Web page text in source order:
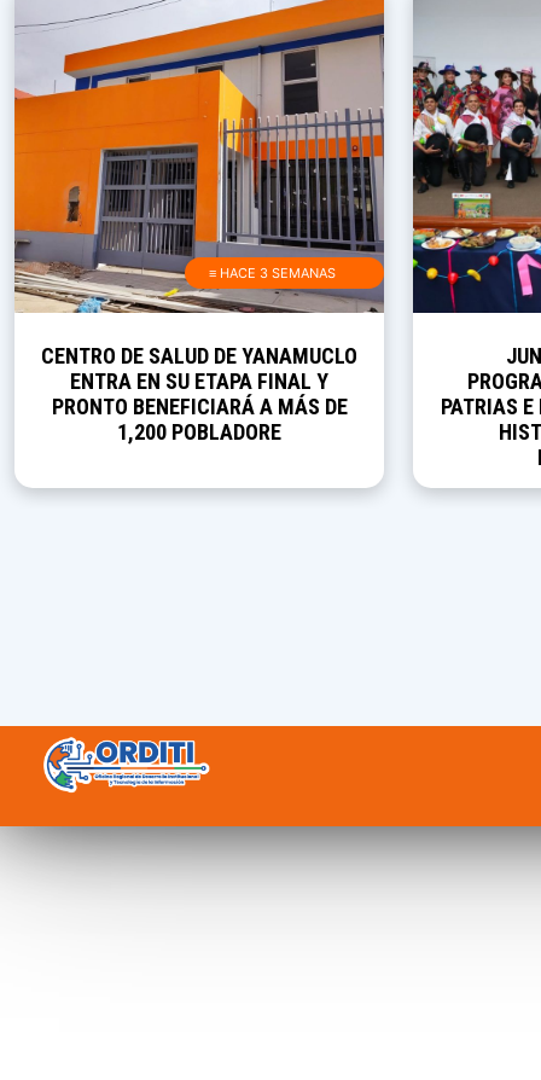
≡ HACE 3 SEMANAS
CENTRO DE SALUD DE YANAMUCLO
ENTRA EN SU ETAPA FINAL Y
PRONTO BENEFICIARÁ A MÁS DE
1,200 POBLADORE
PATRIAS